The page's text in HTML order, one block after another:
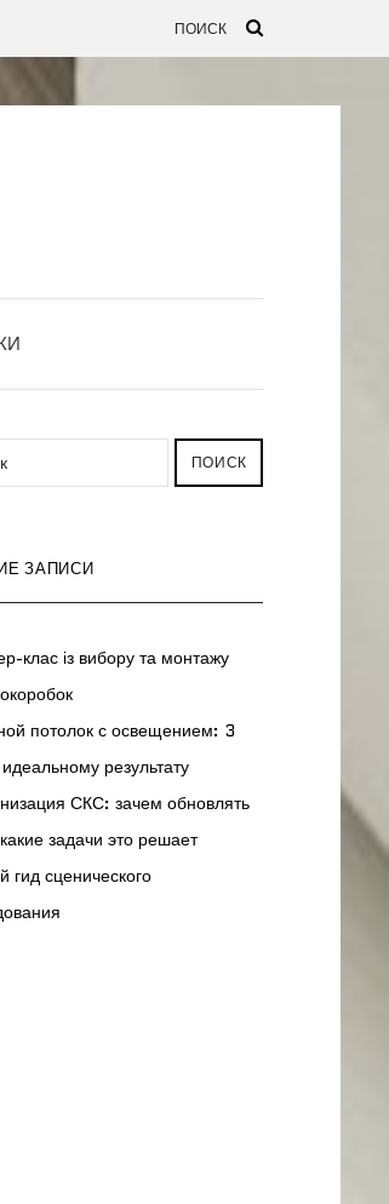
ПОИСК
ЗАПИСИ
клас із вибору та монтажу
потолок с освещением: 3
результату
СКС: зачем обновлять
задачи это решает
гид сценического